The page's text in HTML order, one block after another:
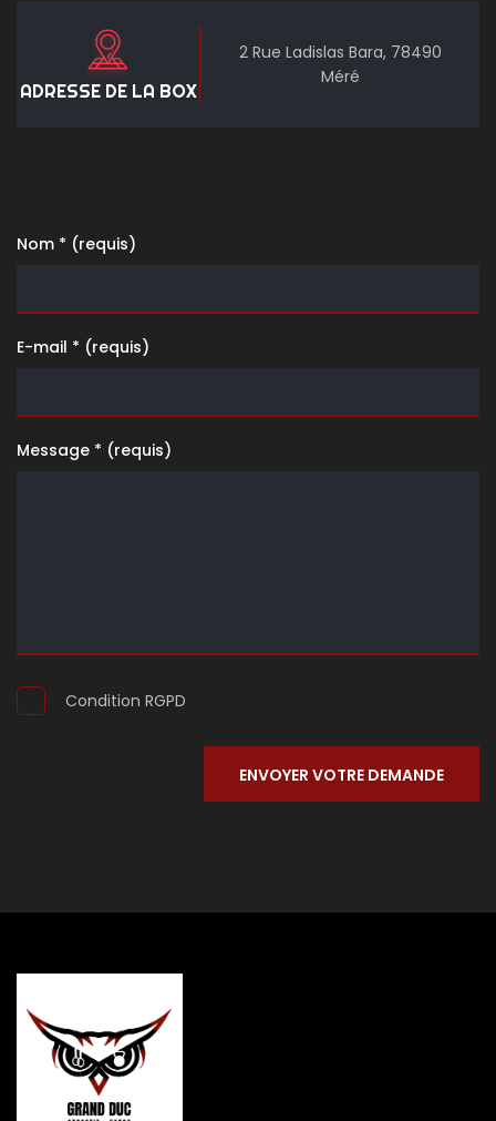
ADRESSE DE LA BOX
2 Rue Ladislas Bara, 78490
Méré
Nom * (requis)
E-mail * (requis)
Message * (requis)
Condition RGPD
ENVOYER VOTRE DEMANDE